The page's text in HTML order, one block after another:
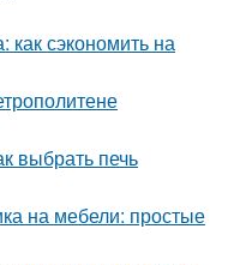
как сэкономить на
выбрать печь
на мебели: простые